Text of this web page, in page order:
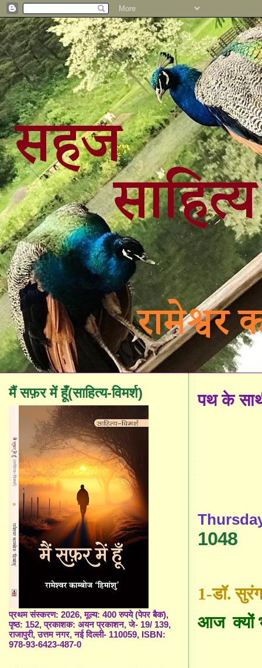
पथ के
1048
1-डॉ.
आज क्यों
मैं सफ़र में हूँ(साहित्य-विमर्श)
प्रथम संस्करण: 2026, मूल्य: 400 रुपये (पेपर बैक),
पृष्ठ: 152, प्रकाशक: अयन प्रकाशन, जे- 19/ 139,
राजापुरी, उत्तम नगर, नई दिल्ली- 110059, ISBN:
978-93-6423-487-0